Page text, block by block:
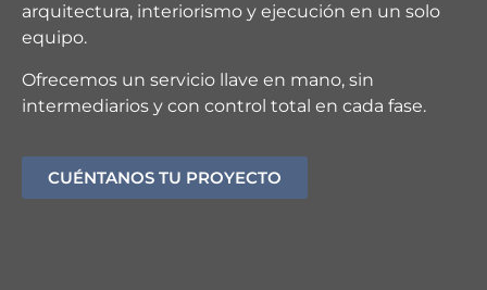
arquitectura, interiorismo y ejecución en un solo
equipo.
Ofrecemos un servicio llave en mano, sin
intermediarios y con control total en cada fase.
CUÉNTANOS TU PROYECTO